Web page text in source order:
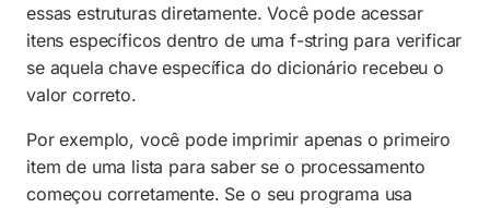
essas estruturas diretamente. Você pode acessar
itens específicos dentro de uma f-string para verificar
se aquela chave específica do dicionário recebeu o
valor correto.
Por exemplo, você pode imprimir apenas o primeiro
item de uma lista para saber se o processamento
começou corretamente. Se o seu programa usa